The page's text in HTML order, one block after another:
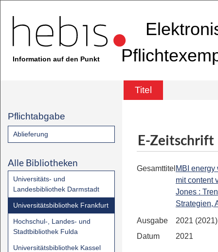
Information auf den Punkt
Titel
Pflichtabgabe
Ablieferung
Alle Bibliotheken
Universitäts- und
Landesbibliothek Darmstadt
Universitätsbibliothek Frankfurt
Hochschul-, Landes- und
Stadtbibliothek Fulda
Universitätsbibliothek Kassel
E-Zeitschrift
Gesamttitel MBI energy
mit content
Jones :
Strategien,
Ausgabe
2021
Datum
2021